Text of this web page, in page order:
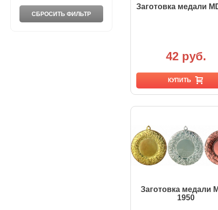
Заготовка медали
42 руб.
КУПИТЬ
Заготовка медали
1950